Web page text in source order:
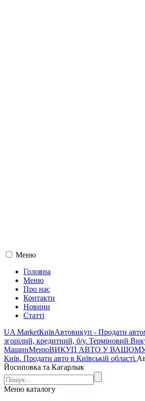
Меню
Головна
Меню
Про нас
Контакти
Новини
Статті
UA MarketКиївАвтовикуп - Продати
згорілий, кредитний, б/у. Терміновий
МашинМенюВИКУП АВТО У ВАШОМУ
Київ. Продати авто в Київській області.
Йосиповка та Кагарлык
Меню каталогу